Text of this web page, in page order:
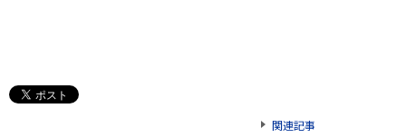
関連記事